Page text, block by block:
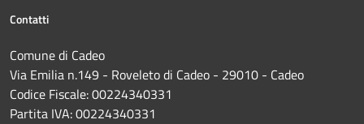
Contatti
Comune di Cadeo
Via Emilia n.149 - Roveleto di Cadeo - 29010 - Cadeo
Codice Fiscale: 00224340331
Partita IVA: 00224340331